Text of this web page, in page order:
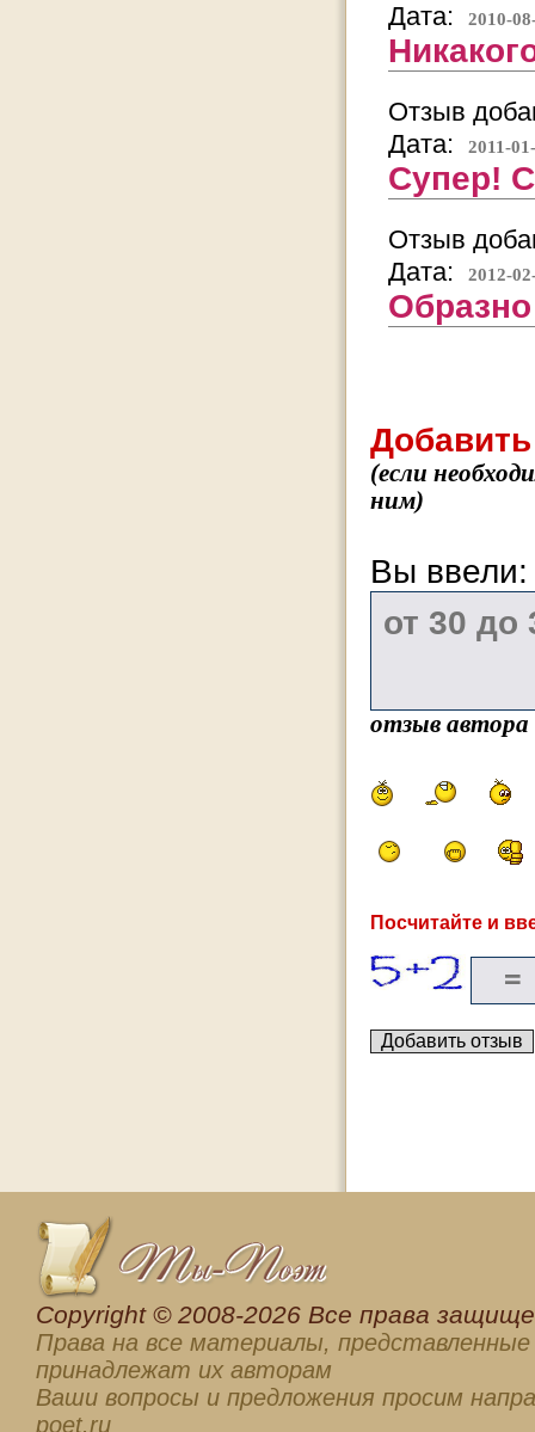
Дата:
2010-
Отзыв
Дата:
2011-
Супер!
Отзыв
Дата:
2012-
Образно
(если
ним)
Вы
отзыв
Посчитайте и
Сopyright © 2008-2026 Все права
Права на все материалы, представленные
принадлежат их авторам
Ваши вопросы и предложения просим
poet.ru